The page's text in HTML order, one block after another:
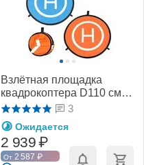
Взлётная площадка
квадрокоптера D110 см
(PGYTECH PGY-AC-299)
3
Ожидается
2 939₽
От 2 587 ₽